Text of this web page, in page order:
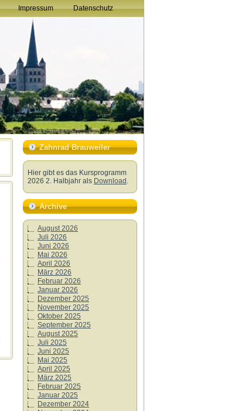
Impressum Datenschutz
Zahnrad Brauweiler
Hier gibt es das Kursprogramm
2026 2. Halbjahr als Download .
Archive
August 2026
Juli 2026
Juni 2026
Mai 2026
April 2026
März 2026
Februar 2026
Januar 2026
Dezember 2025
November 2025
Oktober 2025
September 2025
August 2025
Juli 2025
Juni 2025
Mai 2025
April 2025
März 2025
Februar 2025
Januar 2025
Dezember 2024